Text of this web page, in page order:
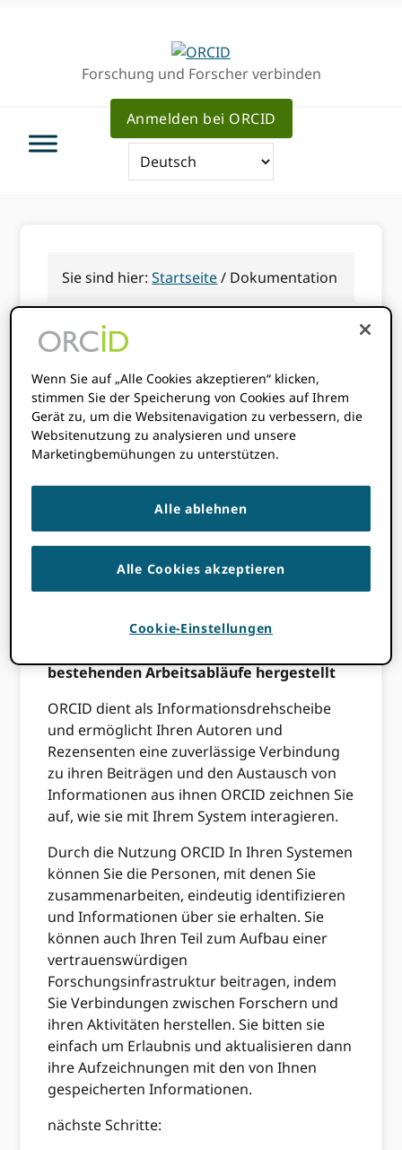
Forschung und Forscher verbinden
Anmelden bei ORCID
Sie sind hier:Startseite/ Dokumentation
Dokumentation
ORCID macht Forscher eindeutig und
verbindet Menschen mit ihren
Forschungsaktivitäten. Dazu gehören
Beschäftigungszugehörigkeiten,
Forschungsergebnisse, Finanzierung, Peer-
Review-Aktivitäten, Forschungsressourcen,
Gesellschaftsmitgliedschaft,
Auszeichnungen und andere
wissenschaftliche Infrastruktur.
Verbindungen werden durch die
bestehenden Arbeitsabläufe hergestellt
ORCID dient als Informationsdrehscheibe
und ermöglicht Ihren Autoren und
Rezensenten eine zuverlässige Verbindung
zu ihren Beiträgen und den Austausch von
Informationen aus ihnen ORCID zeichnen Sie
auf, wie sie mit Ihrem System interagieren.
Durch die Nutzung ORCID In Ihren Systemen
können Sie die Personen, mit denen Sie
zusammenarbeiten, eindeutig identifizieren
und Informationen über sie erhalten. Sie
können auch Ihren Teil zum Aufbau einer
vertrauenswürdigen
Forschungsinfrastruktur beitragen, indem
Sie Verbindungen zwischen Forschern und
ihren Aktivitäten herstellen. Sie bitten sie
einfach um Erlaubnis und aktualisieren dann
ihre Aufzeichnungen mit den von Ihnen
gespeicherten Informationen.
nächste Schritte:
Wenn Sie auf „Alle Cookies akzeptieren“ klicken,
stimmen Sie der Speicherung von Cookies auf Ihrem
Gerät zu, um die Websitenavigation zu verbessern, die
Websitenutzung zu analysieren und unsere
Marketingbemühungen zu unterstützen.
Alle ablehnen
Alle Cookies akzeptieren
Cookie-Einstellungen